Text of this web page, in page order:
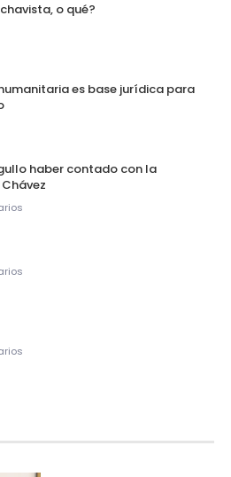
o qué?
es base jurídica para
haber contado con la